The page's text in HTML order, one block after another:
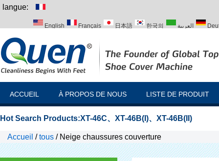
langue:
English Français 日本語 한국의 العربية
ACCUEIL À PROPOS DE NOUS LISTE DE PRODUIT
Hot Search Products:XT-46C、 XT-46B(I)、 XT-46B(II)
Accueil /tous / Neige chaussures couverture